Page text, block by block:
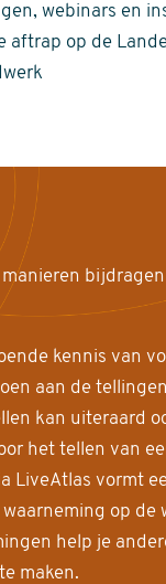
webinars en
aftrap op de
kennis van
aan de
kan uiteraard
het tellen van
LiveAtlas vormt
waarneming op
help je
maken.